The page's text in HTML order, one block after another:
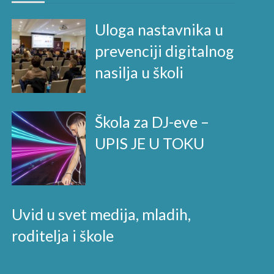
Uloga nastavnika u
prevenciji digitalnog
nasilja u školi
Škola za DJ-eve –
UPIS JE U TOKU
Uvid u svet medija, mladih,
roditelja i škole